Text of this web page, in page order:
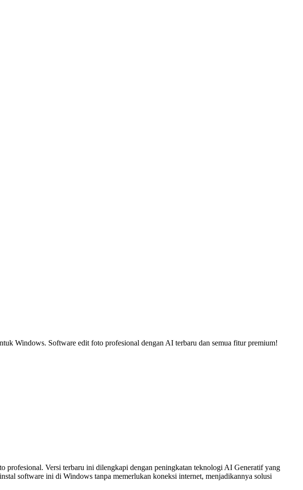
Windows. Software edit foto profesional dengan AI terbaru dan semua fitur premium!
profesional. Versi terbaru ini dilengkapi dengan peningkatan teknologi AI Generatif yang
software ini di Windows tanpa memerlukan koneksi internet, menjadikannya solusi